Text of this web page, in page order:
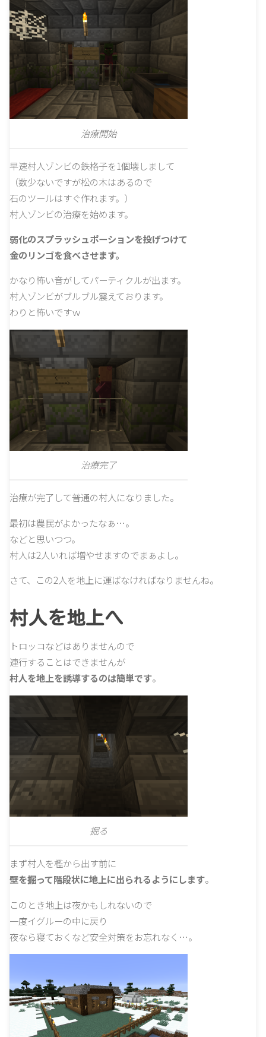
治療開始
早速村人ゾンビの鉄格子を1個壊しまして
（数少ないですが松の木はあるので
石のツールはすぐ作れます。）
村人ゾンビの治療を始めます。
弱化のスプラッシュポーションを投げつけて
金のリンゴを食べさせます。
かなり怖い音がしてパーティクルが出ます。
村人ゾンビがブルブル震えております。
わりと怖いですｗ
治療完了
治療が完了して普通の村人になりました。
最初は農民がよかったなぁ…。
などと思いつつ。
村人は2人いれば増やせますのでまぁよし。
さて、この2人を地上に運ばなければなりませんね。
村人を地上へ
トロッコなどはありませんので
連行することはできませんが
村人を地上を誘導するのは簡単です。
掘る
まず村人を檻から出す前に
壁を掘って階段状に地上に出られるようにします。
このとき地上は夜かもしれないので
一度イグルーの中に戻り
夜なら寝ておくなど安全対策をお忘れなく…。